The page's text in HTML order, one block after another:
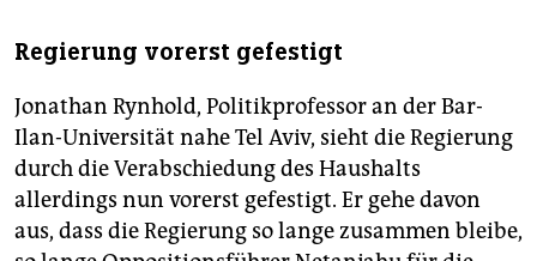
Regierung vorerst gefestigt
Jonathan Rynhold, Politikprofessor an der Bar-
Ilan-Universität nahe Tel Aviv, sieht die Regierung
durch die Verabschiedung des Haushalts
allerdings nun vorerst gefestigt. Er gehe davon
aus, dass die Regierung so lange zusammen bleibe,